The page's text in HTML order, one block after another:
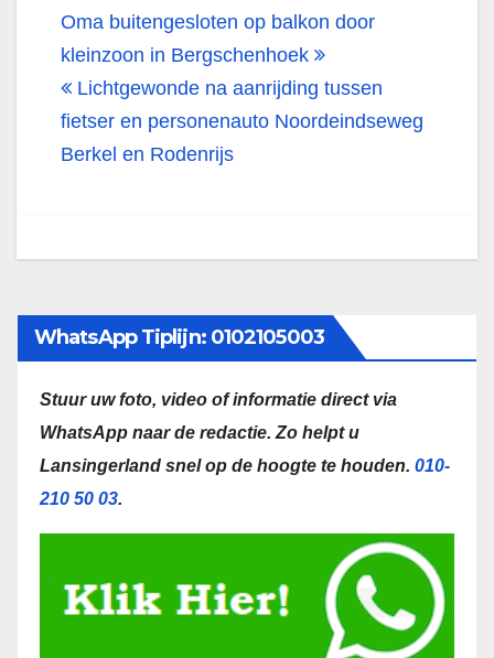
Bericht
navigatie
Oma buitengesloten op balkon door
kleinzoon in Bergschenhoek
Lichtgewonde na aanrijding tussen
fietser en personenauto Noordeindseweg
Berkel en Rodenrijs
WhatsApp Tiplijn: 0102105003
Stuur uw foto, video of informatie direct via
WhatsApp naar de redactie. Zo helpt u
Lansingerland snel op de hoogte te houden. 010-
210 50 03.